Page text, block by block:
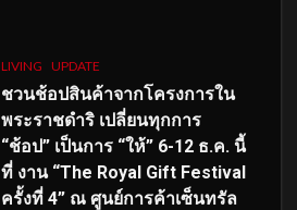
LIVING UPDATE
ชวนช้อปสินค้าจากโครงการใน
พระราชดำริ เปลี่ยนทุกการ
“ช้อป” เป็นการ “ให้” 6-12 ธ.ค. นี้
ที่ งาน “The Royal Gift Festival
ครั้งที่ 4” ณ ศูนย์การค้าเซ็นทรัล